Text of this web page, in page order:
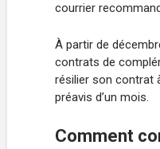
courrier
À partir de
contrats de
résilier son contrat
préavis d’un mois.
Comment